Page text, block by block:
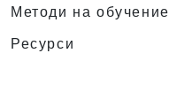
Методи на обучение
Ресурси